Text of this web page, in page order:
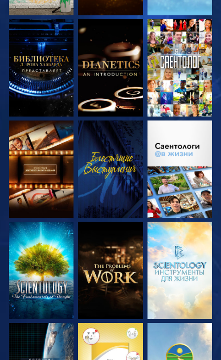
СМОТРЕТЬ
ПЕРЕДАЧИ
СМОТРЕТЬ
ПЕРЕДАЧИ
СМОТРЕТЬ
СМОТРЕТЬ
ПЕРЕДАЧИ
СМОТРЕТЬ
СМОТРЕТЬ
СМОТРЕТЬ
ПЕРЕДАЧИ
СМОТРЕТЬ
ПЕРЕДАЧИ
СМОТРЕТЬ
ПЕРЕДАЧИ
СМОТРЕТЬ СМОТРЕТЬ СМОТРЕТЬ